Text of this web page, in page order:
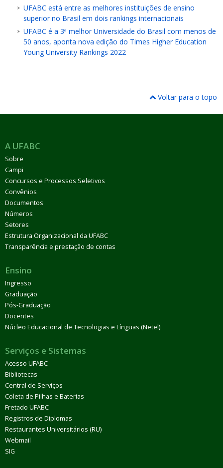
UFABC está entre as melhores instituições de ensino
superior no Brasil em dois rankings internacionais
UFABC é a 3ª melhor Universidade do Brasil com menos de
50 anos, aponta nova edição do Times Higher Education
Young University Rankings 2022
Voltar para o topo
A UFABC
Sobre
Campi
Concursos e Processos Seletivos
Convênios
Documentos
Números
Setores
Estrutura Organizacional da UFABC
Transparência e prestação de contas
Ensino
Ingresso
Graduação
Pós-Graduação
Docentes
Núcleo Educacional de Tecnologias e Línguas (Netel)
Serviços e Sistemas
Acesso UFABC
Bibliotecas
Central de Serviços
Coleta de Pilhas e Baterias
Fretado UFABC
Registros de Diplomas
Restaurantes Universitários (RU)
Webmail
SIG